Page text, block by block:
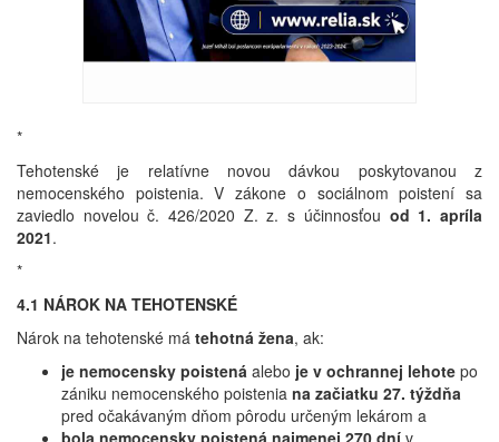
*
Tehotenské je relatívne novou dávkou poskytovanou z
nemocenského poistenia. V zákone o sociálnom poistení sa
zaviedlo novelou č. 426/2020 Z. z. s účinnosťou od 1. apríla
2021.
*
4.1 NÁROK NA TEHOTENSKÉ
Nárok na tehotenské má tehotná žena, ak:
je nemocensky poistená alebo je v ochrannej lehote po
zániku nemocenského poistenia na začiatku 27. týždňa
pred očakávaným dňom pôrodu určeným lekárom a
bola nemocensky poistená najmenej 270 dní v